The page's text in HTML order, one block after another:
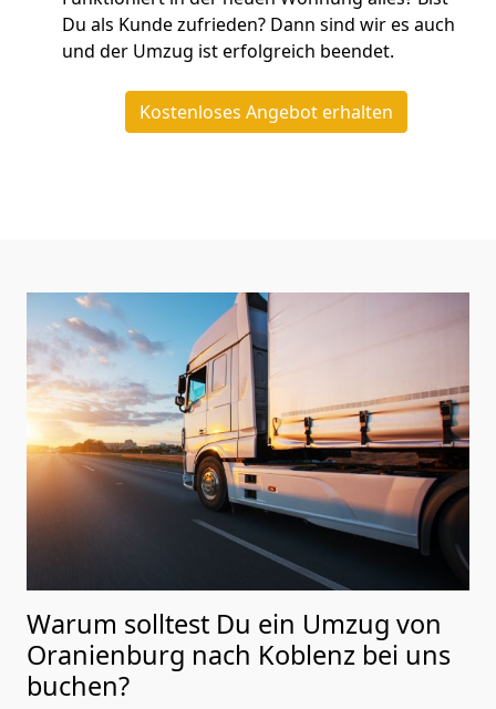
Du als Kunde zufrieden? Dann sind wir es auch
und der Umzug ist erfolgreich beendet.
Kostenloses Angebot erhalten
Warum solltest Du ein Umzug von
Oranienburg nach Koblenz bei uns
buchen?